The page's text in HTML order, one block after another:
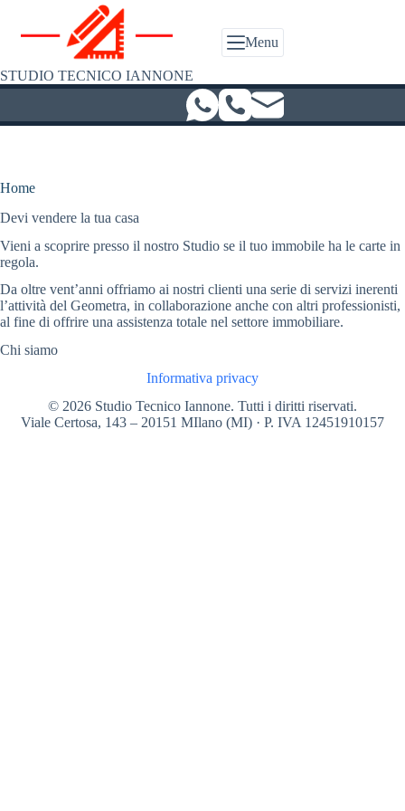
contenuto
STUDIO TECNICO IANNONE
Menu
Home
Devi vendere la tua casa
Vieni a scoprire presso il nostro Studio se il tuo immobile ha le carte in
regola.
Da oltre vent’anni offriamo ai nostri clienti una serie di servizi inerenti
l’attività del Geometra, in collaborazione anche con altri professionisti,
al fine di offrire una assistenza totale nel settore immobiliare.
Chi siamo
Informativa privacy
© 2026 Studio Tecnico Iannone. Tutti i diritti riservati.
Viale Certosa, 143 – 20151 MIlano (MI) · P. IVA 12451910157